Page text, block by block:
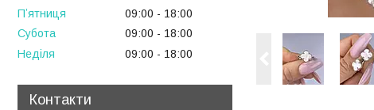
Пʼятниця
09:00
18:00
Субота
09:00
18:00
Неділя
09:00 18:00
Контакти